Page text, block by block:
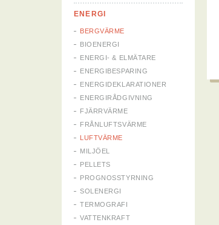
ENERGI
BERGVÄRME
BIOENERGI
ENERGI- & ELMÄTARE
ENERGIBESPARING
ENERGIDEKLARATIONER
ENERGIRÅDGIVNING
FJÄRRVÄRME
FRÅNLUFTSVÄRME
LUFTVÄRME
MILJÖEL
PELLETS
PROGNOSSTYRNING
SOLENERGI
TERMOGRAFI
VATTENKRAFT